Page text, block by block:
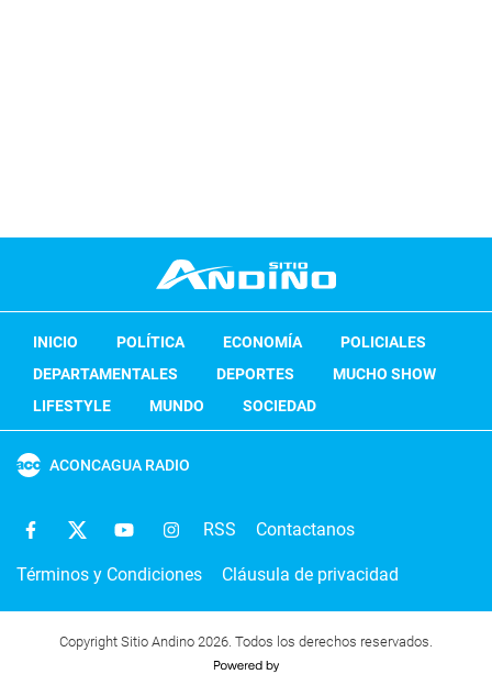
INICIO POLÍTICA ECONOMÍA
POLICIALES
DEPARTAMENTALES
DEPORTES
MUCHO SHOW
LIFESTYLE
MUNDO SOCIEDAD
ACONCAGUA RADIO
RSS Contactanos
Términos y Condiciones Cláusula de privacidad
Copyright Sitio Andino 2026. Todos los derechos reservados.